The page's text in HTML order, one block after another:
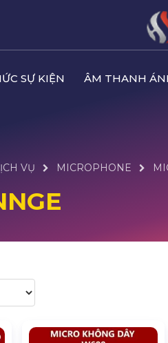
SỰ KIỆN ÂM THANH
VỤ MICROPHONE